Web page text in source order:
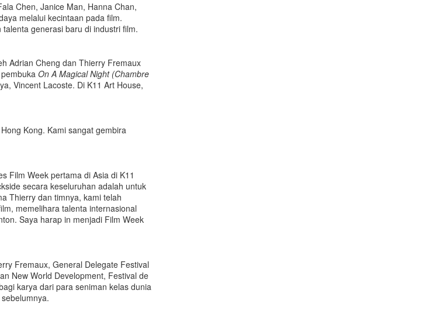
Chen, Janice Man, Hanna Chan,
melalui kecintaan pada film.
generasi baru di industri film.
Adrian Cheng dan Thierry Fremaux
On A Magical Night (Chambre
Vincent Lacoste. Di K11 Art House,
Kong. Kami sangat gembira
Film Week pertama di Asia di K11
secara keseluruhan adalah untuk
Thierry dan timnya, kami telah
memelihara talenta internasional
Saya harap in menjadi Film Week
Fremaux, General Delegate Festival
New World Development, Festival de
karya dari para seniman kelas dunia